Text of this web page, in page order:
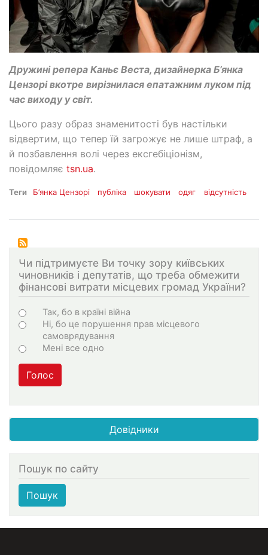
Дружині репера Каньє Веста, дизайнерка Б’янка
Цензорі вкотре вирізнилася епатажним луком під
час виходу у світ.
Цього разу образ знаменитості був настільки
відвертим, що тепер їй загрожує не лише штраф, а
й позбавлення волі через ексгебіціонізм,
повідомляє tsn.ua.
Теги Б’янка Цензорі публіка шокувати одяг відсутність
Чи підтримуєте Ви точку зору київських
чиновників і депутатів, що треба обмежити
фінансові витрати місцевих громад України?
Варіанти
Так, бо в країні війна
Ні, бо це порушення прав місцевого
самоврядування
Мені все одно
Голос
Довідники
Пошук по сайту
Пошук